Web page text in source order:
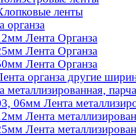
ленты
органза
Лента Органза
Лента Органза
Лента Органза
органза другие
металлизированная, парча
06мм Лента
Лента
Лента